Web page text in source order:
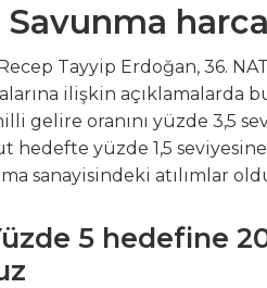
Tayyip Erdoğan, 36.
ilişkin açıklamalarda
gelire oranını yüzde 3,5
yüzde 1,5 seviyesine
sanayisindeki atılımlar
5 hedefine